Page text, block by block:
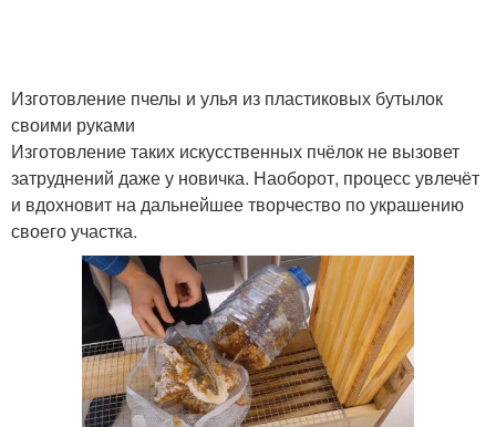
Изготовление пчелы и улья из пластиковых бутылок
своими руками
Изготовление таких искусственных пчёлок не вызовет
затруднений даже у новичка. Наоборот, процесс увлечёт
и вдохновит на дальнейшее творчество по украшению
своего участка.